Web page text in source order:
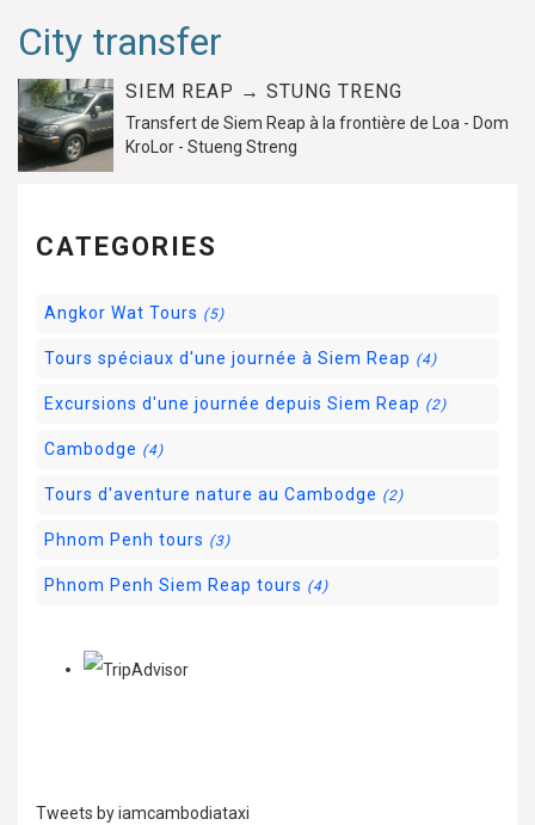
City transfer
SIEM REAP → STUNG TRENG
Transfert de Siem Reap à la frontière de Loa - Dom
KroLor - Stueng Streng
CATEGORIES
Angkor Wat Tours (5)
Tours spéciaux d'une journée à Siem Reap (4)
Excursions d'une journée depuis Siem Reap (2)
Cambodge (4)
Tours d'aventure nature au Cambodge (2)
Phnom Penh tours (3)
Phnom Penh Siem Reap tours (4)
Tweets by iamcambodiataxi